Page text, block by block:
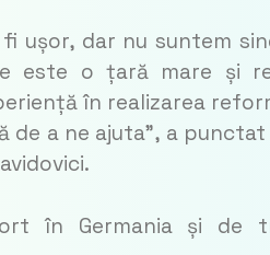
ușor, dar nu suntem
este o țară mare și
în realizarea
a ne ajuta”, a
în Germania și de